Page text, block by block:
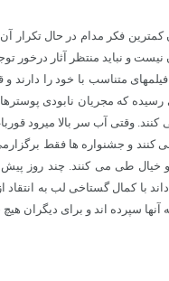
فکر مدام در حال تکرار
و نباید منتظر آثار درخور
متناسب با خود را
رسیده که مجریان نابودی
وقتی آب سر بالا میرود
اجرا می کنند و جشنواره ها
خیال طی می کنند. چند روز
با کمال گستاخی لب به
آنها سپرده اند و برای دیگران